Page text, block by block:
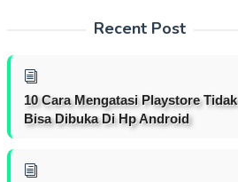
Recent Post
10 Cara Mengatasi Playstore Tidak
Bisa Dibuka Di Hp Android